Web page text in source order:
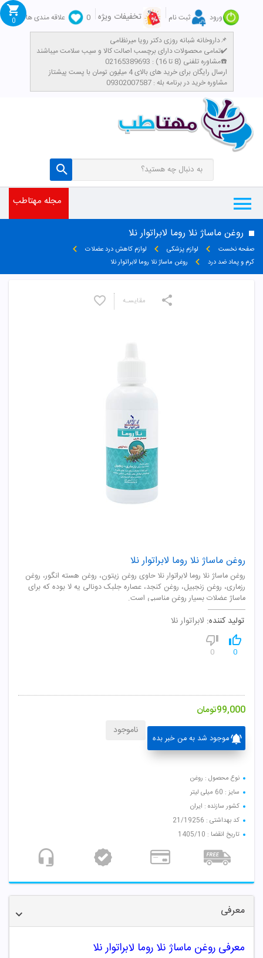
ورود ثبت نام تخفیفات ویژه 0
علاقه مندی ها
داروخانه شبانه روزی دکتر رویا میرنظامی📌
تمامی محصولات دارای برچسب اصالت کالا و سیب سلامت میباشند✔️
مشاوره تلفنی (8 تا 16) : 02165389693☎️
​ارسال رایگان برای خرید های بالای 4 میلیون تومان با پست پیشتاز
مشاوره خرید در برنامه بله : 09302007587
0
مجله مهتاطب
روغن ماساژ نلا روما لابراتوار نلا
صفحه نخست لوازم پزشکی
لوازم کاهش درد عضلات
کرم و پماد ضد درد
روغن ماساژ نلا روما لابراتوار نلا
روغن ماساژ نلا روما لابراتوار نلا
روغن ماساژ نلا روما لابراتوار نلا حاوی روغن زیتون، روغن هسته انگور، روغن
رزماری، روغن زنجبیل، روغن کنجد، عصاره جلبک دونالی یه لا بوده که برای
ماساژ عضلات بسیار روغن مناسبی است.
تولید کننده: لابراتوار نلا
0
0
99,000تومان
موجود شد به من خبر بده
ناموجود
مقایسـه
نوع محصول : روغن
سایز : 60 میلی لیتر
کشور سازنده : ایران
کد بهداشتی : 21/19256
تاریخ انقضا : 1405/10
معرفی
معرفی روغن ماساژ نلا روما لابراتوار نلا